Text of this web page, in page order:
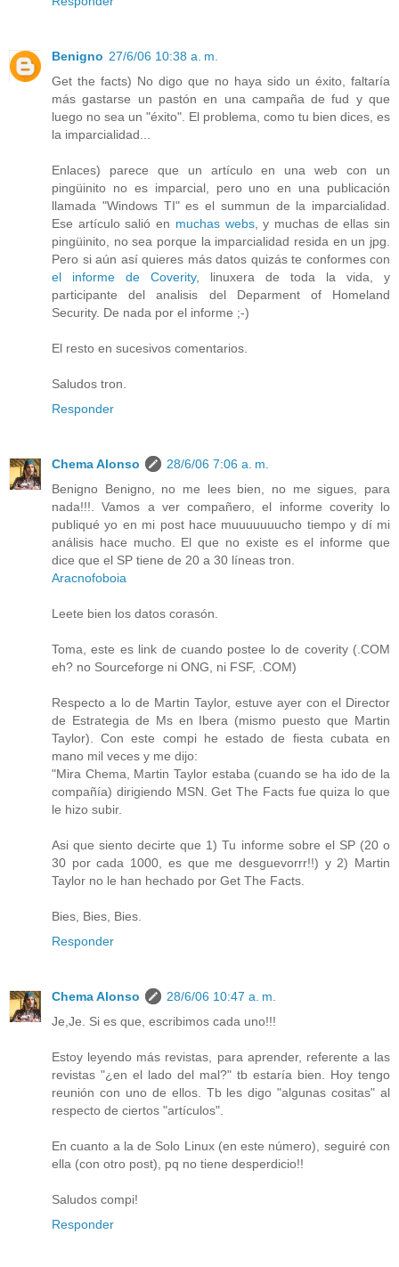
Benigno 27/6/06 10:38 a. m.
Get the facts) No digo que no haya sido un éxito, faltaría
más gastarse un pastón en una campaña de fud y que
luego no sea un "éxito". El problema, como tu bien dices, es
la imparcialidad...
Enlaces) parece que un artículo en una web con un
pingüinito no es imparcial, pero uno en una publicación
llamada "Windows TI" es el summun de la imparcialidad.
Ese artículo salió en muchas webs, y muchas de ellas sin
pingüinito, no sea porque la imparcialidad resida en un jpg.
Pero si aún así quieres más datos quizás te conformes con
el informe de Coverity, linuxera de toda la vida, y
participante del analisis del Deparment of Homeland
Security. De nada por el informe ;-)
El resto en sucesivos comentarios.
Saludos tron.
Responder
Chema Alonso
28/6/06 7:06 a. m.
Benigno Benigno, no me lees bien, no me sigues, para
nada!!!. Vamos a ver compañero, el informe coverity lo
publiqué yo en mi post hace muuuuuuucho tiempo y dí mi
análisis hace mucho. El que no existe es el informe que
dice que el SP tiene de 20 a 30 líneas tron.
Aracnofoboia
Leete bien los datos corasón.
Toma, este es link de cuando postee lo de coverity (.COM
eh? no Sourceforge ni ONG, ni FSF, .COM)
Respecto a lo de Martin Taylor, estuve ayer con el Director
de Estrategia de Ms en Ibera (mismo puesto que Martin
Taylor). Con este compi he estado de fiesta cubata en
mano mil veces y me dijo:
"Mira Chema, Martin Taylor estaba (cuando se ha ido de la
compañía) dirigiendo MSN. Get The Facts fue quiza lo que
le hizo subir.
Asi que siento decirte que 1) Tu informe sobre el SP (20 o
30 por cada 1000, es que me desguevorrr!!) y 2) Martin
Taylor no le han hechado por Get The Facts.
Bies, Bies, Bies.
Responder
Chema Alonso
28/6/06 10:47 a. m.
Je,Je. Si es que, escribimos cada uno!!!
Estoy leyendo más revistas, para aprender, referente a las
revistas "¿en el lado del mal?" tb estaría bien. Hoy tengo
reunión con uno de ellos. Tb les digo "algunas cositas" al
respecto de ciertos "artículos".
En cuanto a la de Solo Linux (en este número), seguiré con
ella (con otro post), pq no tiene desperdicio!!
Saludos compi!
Responder